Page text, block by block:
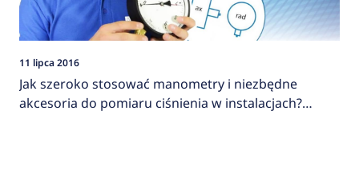
11 lipca 2016
Jak szeroko stosować manometry i niezbędne
akcesoria do pomiaru ciśnienia w instalacjach?